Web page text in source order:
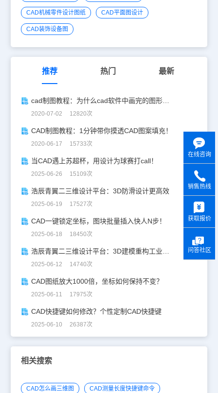
CAD机械零件设计图纸 CAD平面图设计
CAD装饰设备图
推荐 热门 最新
cad制图教程：为什么cad软件中画完的图形看不到？
2020-07-02 12820次
CAD制图教程：1分钟带你摸透CAD图案填充！
2020-06-17 15733次
当CAD遇上苏超杯，用设计为球赛打call！
2025-06-26 15109次
浩辰青翼二三维设计平台：3D防滑设计更高效
2025-06-19 17527次
CAD一键锁定坐标，图块批量插入快人N步！
2025-06-18 18450次
2025-06-12 14740次
CAD图纸放大1000倍，坐标如何保持不变？
2025-06-11 17975次
CAD快捷键如何修改？个性定制CAD快捷键
2025-06-10 26387次
相关搜索
CAD怎么画三维图 CAD测量长度快捷键命令
在线咨询
销售热线
获取报价
问答社区